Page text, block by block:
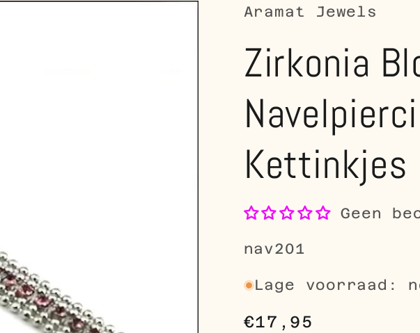
Aramat Jewels
Zirkonia
Kettinkjes
Geen
SKU:
nav201
Lage voorraad:
Normale
€17,95